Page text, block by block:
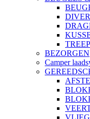
BEZORGEN
Camper